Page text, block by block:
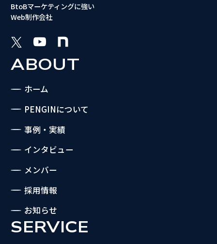
BtoBマーケティングに強い
Web制作会社
ABOUT
ホーム
PENGINについて
事例・実績
インタビュー
メンバー
採用情報
お知らせ
SERVICE